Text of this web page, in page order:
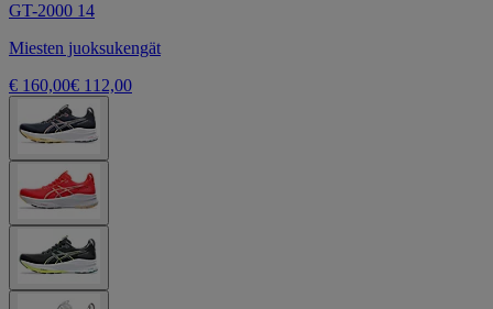
GT-2000 14
Miesten juoksukengät
€ 160,00€ 112,00